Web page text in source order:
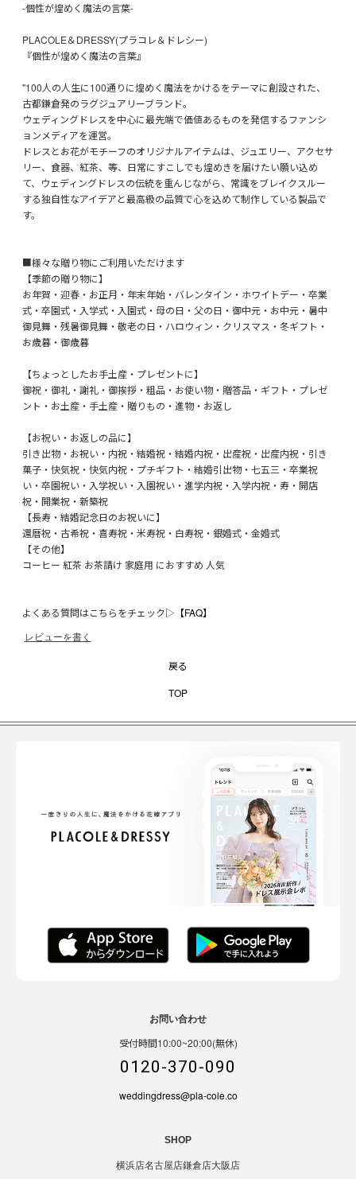
-個性が煌めく魔法の言葉-
PLACOLE＆DRESSY(プラコレ＆ドレシー)
『個性が煌めく魔法の言葉』
"100人の人生に100通りに煌めく魔法をかけるをテーマに創設された、
古都鎌倉発のラグジュアリーブランド。
ウェディングドレスを中心に最先端で価値あるものを発信するファンシ
ョンメディアを運営。
ドレスとお花がモチーフのオリジナルアイテムは、ジュエリー、アクセサ
リー、食器、紅茶、等、日常にすこしでも煌めきを届けたい願い込め
て、ウェディングドレスの伝統を重んじながら、常識をブレイクスルー
する独自性なアイデアと最高級の品質で心を込めて制作している製品で
す。
■様々な贈り物にご利用いただけます
【季節の贈り物に】
お年賀・迎春・お正月・年末年始・バレンタイン・ホワイトデー・卒業
式・卒園式・入学式・入園式・母の日・父の日・御中元・お中元・暑中
御見舞・残暑御見舞・敬老の日・ハロウィン・クリスマス・冬ギフト・
お歳暮・御歳暮
【ちょっとしたお手土産・プレゼントに】
御祝・御礼・謝礼・御挨拶・粗品・お使い物・贈答品・ギフト・プレゼ
ント・お土産・手土産・贈りもの・進物・お返し
【お祝い・お返しの品に】
引き出物・お祝い・内祝・結婚祝・結婚内祝・出産祝・出産内祝・引き
菓子・快気祝・快気内祝・プチギフト・結婚引出物・七五三・卒業祝
い・卒園祝い・入学祝い・入園祝い・進学内祝・入学内祝・寿・開店
祝・開業祝・新築祝
【長寿・結婚記念日のお祝いに】
還暦祝・古希祝・喜寿祝・米寿祝・白寿祝・銀婚式・金婚式
【その他】
コーヒー 紅茶 お茶請け 家庭用 におすすめ 人気
よくある質問はこちらをチェック▷ 【FAQ】
レビューを書く
戻る
TOP
お問い合わせ
受付時間10:00~20:00(無休)
0120-370-090
weddingdress@pla-cole.co
SHOP
横浜店名古屋店鎌倉店大阪店